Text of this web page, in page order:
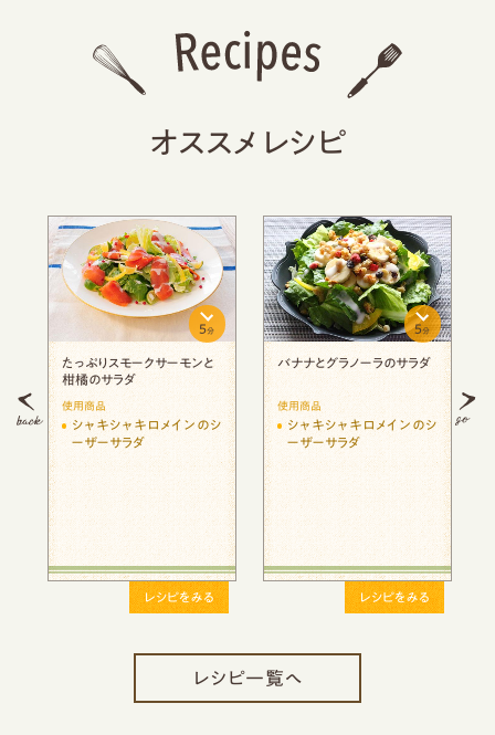
オススメレシピ
たっぷりスモークサーモンと
柑橘のサラダ
5分
使用商品
シャキシャキロメインのシ
ーザーサラダ
レシピをみる
バナナとグラノーラのサラダ
5分
使用商品
シャキシャキロメインのシ
ーザーサラダ
レシピをみる
レシピ一覧へ